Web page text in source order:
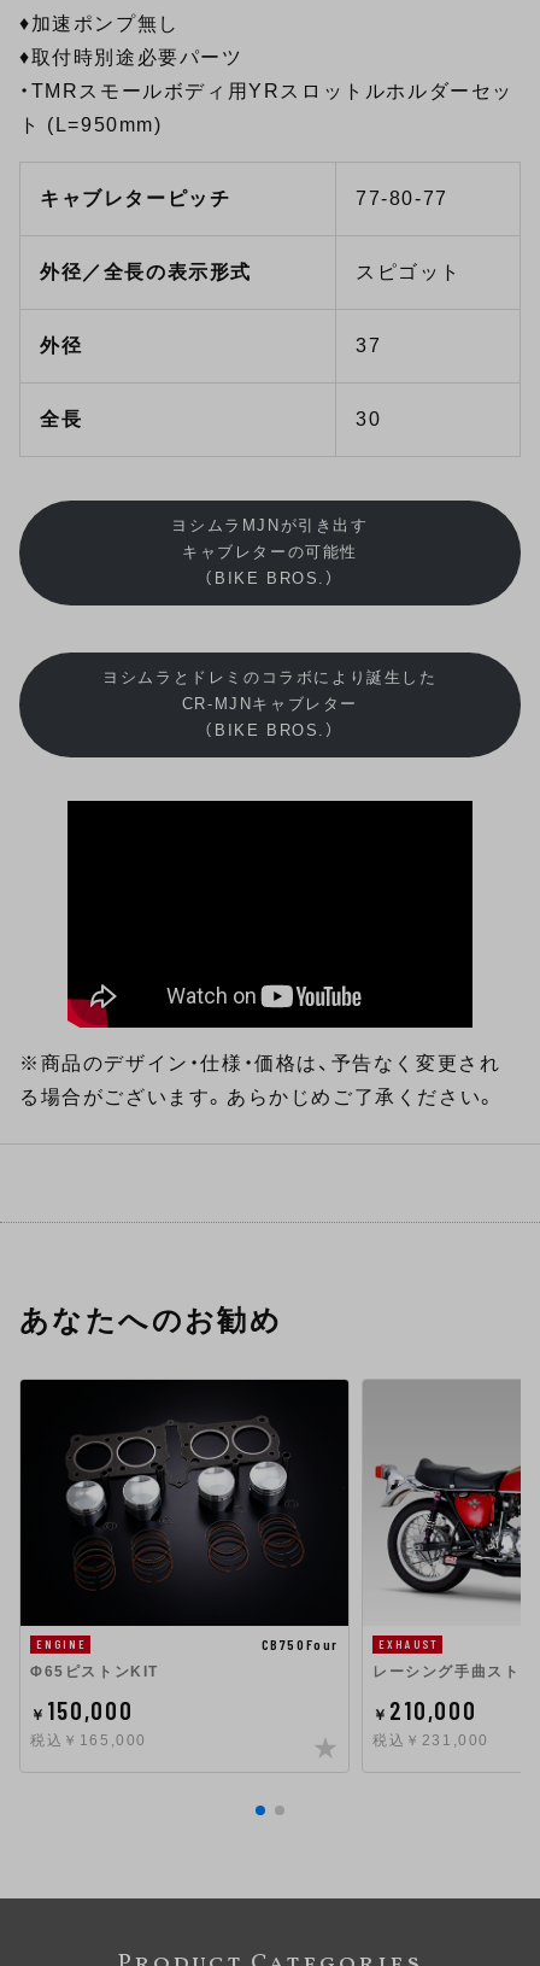
♦加速ポンプ無し
♦取付時別途必要パーツ
・ TMRスモールボディ用YRスロットルホルダーセッ
ト (L=950mm)
キャブレターピッチ 77-80-77
外径／全長の表示形式 スピゴット
外径 37
全長 30
ヨシムラMJNが引き出す
キャブレターの可能性
（BIKE BROS.）
ヨシムラとドレミのコラボにより誕生した
CR-MJNキャブレター
（BIKE BROS.）
※商品のデザイン・仕様・価格は、予告なく変更され
る場合がございます。あらかじめご了承ください。
あなたへのお勧め
ENGINE
CB750Four
Φ65ピストンKIT
￥ 150,000
税込￥165,000
EXHAUST
レーシング手曲スト
￥ 210,000
税込￥231,000